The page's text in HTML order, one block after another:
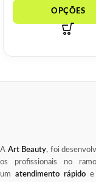
A Art Beauty, foi
os profissionais no
um atendimento rápido e